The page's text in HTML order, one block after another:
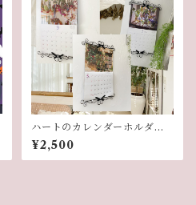
ハートのカレンダーホルダー
（単品）
¥2,500